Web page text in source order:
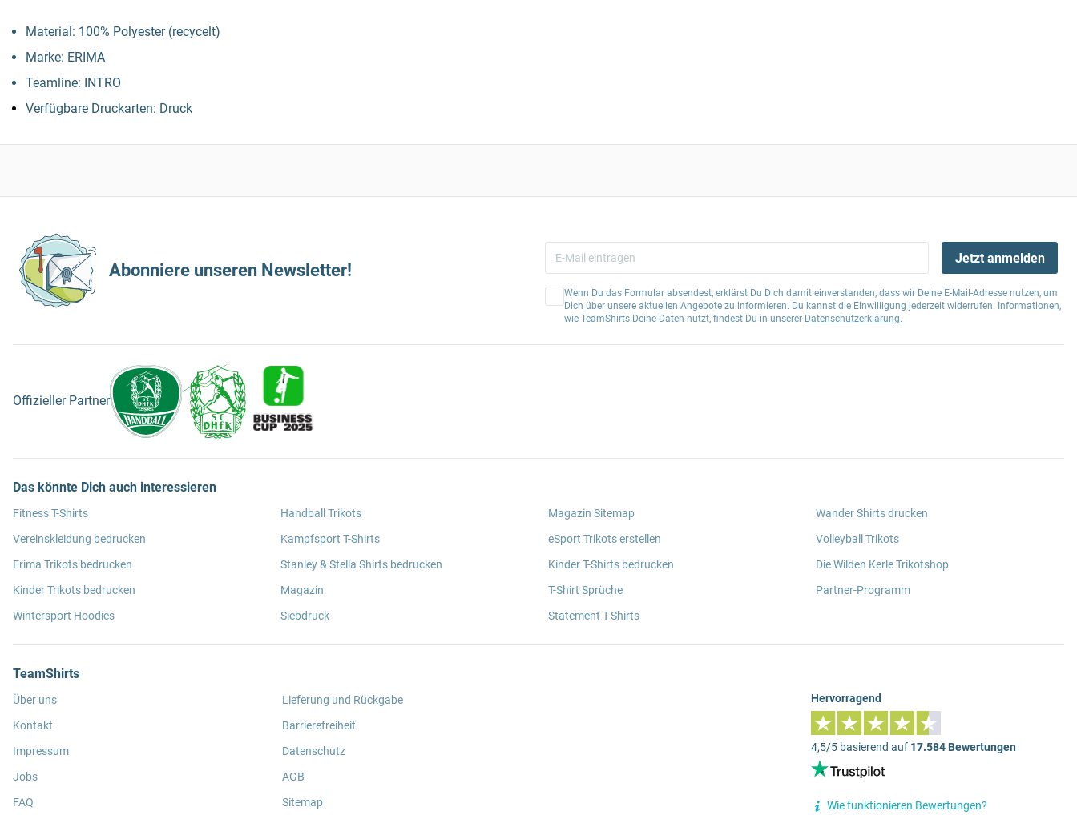
Material: 100% Polyester (recycelt)
Marke: ERIMA
Teamline: INTRO
Verfügbare Druckarten: Druck
Abonniere unseren Newsletter!
Jetzt anmelden
Wenn Du das Formular absendest, erklärst Du Dich damit einverstanden, dass wir Deine E-Mail-Adresse nutzen, um
Dich über unsere aktuellen Angebote zu informieren. Du kannst die Einwilligung jederzeit widerrufen. Informationen,
wie TeamShirts Deine Daten nutzt, findest Du in unserer Datenschutzerklärung.
Offizieller Partner
Das könnte Dich auch interessieren
Fitness T-Shirts
Vereinskleidung bedrucken
Erima Trikots bedrucken
Kinder Trikots bedrucken
Wintersport Hoodies
Handball Trikots
Kampfsport T-Shirts
Stanley & Stella Shirts bedrucken
Magazin
Siebdruck
Magazin Sitemap
eSport Trikots erstellen
Kinder T-Shirts bedrucken
T-Shirt Sprüche
Statement T-Shirts
Wander Shirts drucken
Volleyball Trikots
Die Wilden Kerle Trikotshop
Partner-Programm
TeamShirts
Über uns
Kontakt
Impressum
Jobs
FAQ
Lieferung und Rückgabe
Barrierefreiheit
Datenschutz
AGB
Sitemap
Hervorragend
4,5/5 basierend auf 17.584 Bewertungen
Wie funktionieren Bewertungen?